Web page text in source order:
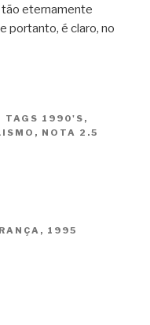
tão eternamente
portanto, é claro, no
TAGS 1990'S ,
, NOTA 2.5
1995